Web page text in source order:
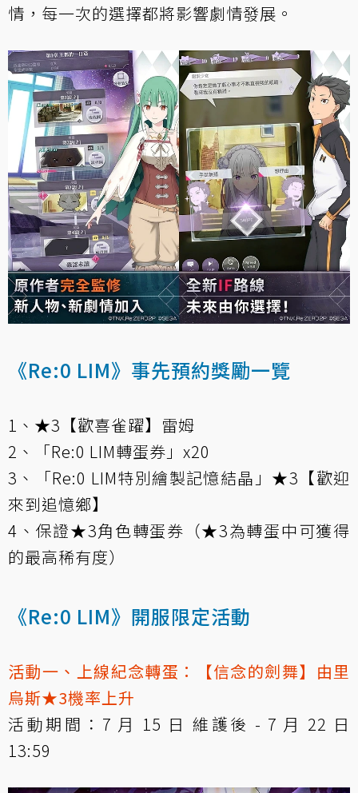
情，每一次的選擇都將影響劇情發展。
《Re:0 LIM》事先預約獎勵一覽
1、★3【歡喜雀躍】雷姆
2、「Re:0 LIM轉蛋券」x20
3、「Re:0 LIM特別繪製記憶結晶」★3【歡迎
來到追憶鄉】
4、保證★3角色轉蛋券（★3為轉蛋中可獲得
的最高稀有度）
《Re:0 LIM》開服限定活動
活動一、上線紀念轉蛋：【信念的劍舞】由里
烏斯★3機率上升
活動期間：7 月 15 日 維護後 - 7 月 22 日
13:59